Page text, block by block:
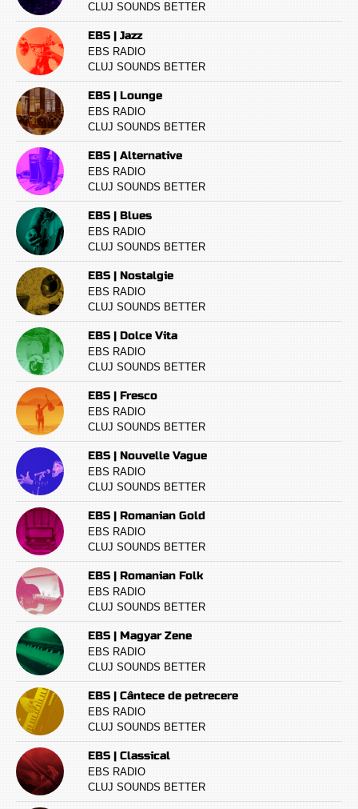
CLUJ SOUNDS BETTER
EBS | Jazz
EBS RADIO
CLUJ SOUNDS BETTER
EBS | Lounge
EBS RADIO
CLUJ SOUNDS BETTER
EBS | Alternative
EBS RADIO
CLUJ SOUNDS BETTER
EBS | Blues
EBS RADIO
CLUJ SOUNDS BETTER
EBS | Nostalgie
EBS RADIO
CLUJ SOUNDS BETTER
EBS | Dolce Vita
EBS RADIO
CLUJ SOUNDS BETTER
EBS | Fresco
EBS RADIO
CLUJ SOUNDS BETTER
EBS | Nouvelle Vague
EBS RADIO
CLUJ SOUNDS BETTER
EBS | Romanian Gold
EBS RADIO
CLUJ SOUNDS BETTER
EBS | Romanian Folk
EBS RADIO
CLUJ SOUNDS BETTER
EBS | Magyar Zene
EBS RADIO
CLUJ SOUNDS BETTER
EBS | Cântece de petrecere
EBS RADIO
CLUJ SOUNDS BETTER
EBS | Classical
EBS RADIO
CLUJ SOUNDS BETTER